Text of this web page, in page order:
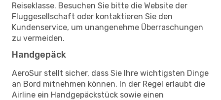
Reiseklasse. Besuchen Sie bitte die Website der
Fluggesellschaft oder kontaktieren Sie den
Kundenservice, um unangenehme Überraschungen
zu vermeiden.
Handgepäck
AeroSur stellt sicher, dass Sie Ihre wichtigsten Dinge
an Bord mitnehmen können. In der Regel erlaubt die
Airline ein Handgepäckstück sowie einen